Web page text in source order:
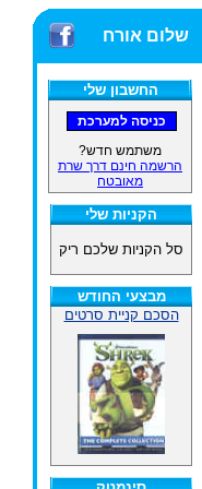
שלום אורח
החשבון שלי
משתמש חדש?
הרשמה חינם דרך שרת
מאובטח
הקניות שלי
סל הקניות שלכם ריק
מבצעי החודש
הסכם קניית סרטים